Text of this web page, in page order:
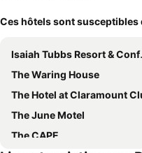
Ces hôtels sont susceptibles
Isaiah Tubbs Resort & Conference Centre
The Waring House
The Hotel at Claramount
The June Motel
The CAPE